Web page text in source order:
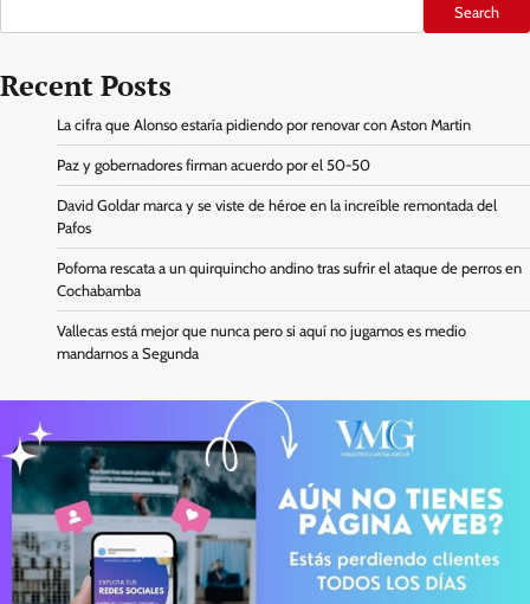
Search
Recent Posts
La cifra que Alonso estaría pidiendo por renovar con Aston Martin
Paz y gobernadores firman acuerdo por el 50-50
David Goldar marca y se viste de héroe en la increíble remontada del
Pafos
Pofoma rescata a un quirquincho andino tras sufrir el ataque de perros en
Cochabamba
Vallecas está mejor que nunca pero si aquí no jugamos es medio
mandarnos a Segunda